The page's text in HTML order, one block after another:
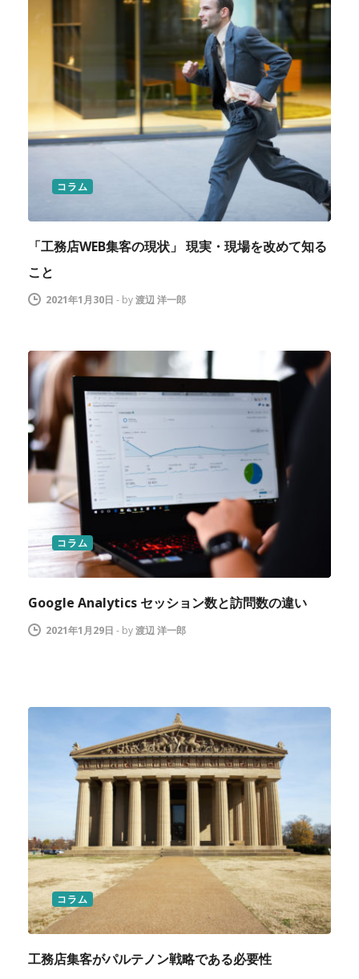
コラム
「工務店WEB集客の現状」 現実・現場を改めて知る
こと
2021年1月30日 - by渡辺 洋一郎
コラム
Google Analytics セッション数と訪問数の違い
2021年1月29日 - by渡辺 洋一郎
コラム
工務店集客がパルテノン戦略である必要性